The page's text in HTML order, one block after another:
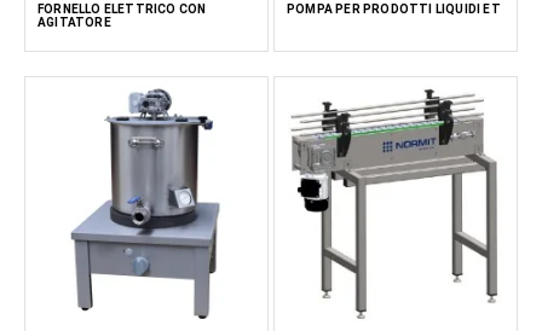
FORNELLO ELETTRICO CON
AGITATORE
POMPA PER PRODOTTI LIQUIDI ET